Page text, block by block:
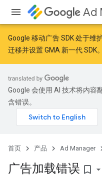
Ad
Google 移动广告 SDK 处于维
迁移并设置 GMA 新一代 SDK。
Google 会使用 AI 技术将内容
含错误。
首页 产品 Ad Manager
广告加载错误 bookmark_border